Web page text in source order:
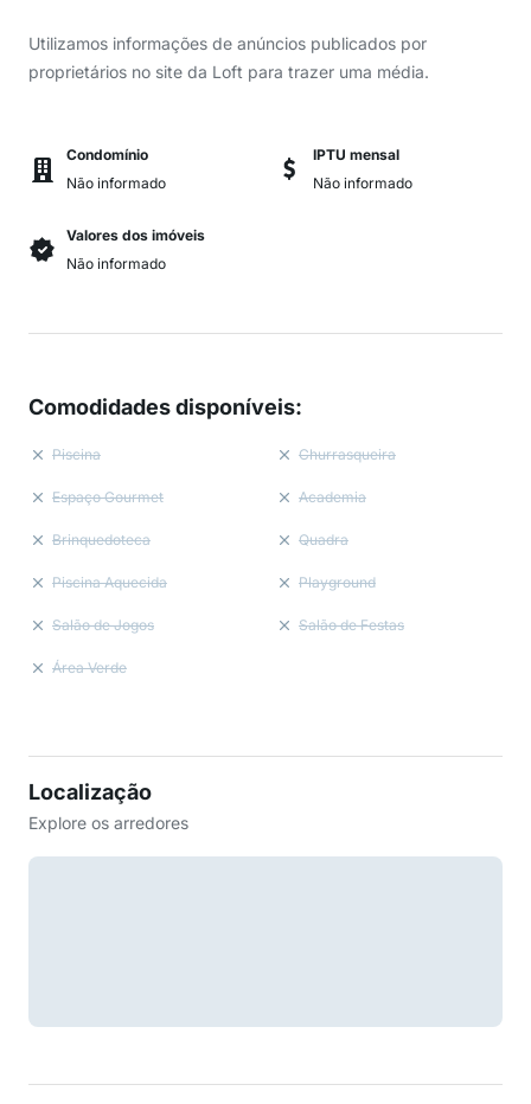
Utilizamos informações de anúncios publicados por
proprietários no site da Loft para trazer uma média.
Condomínio
Não informado
IPTU mensal
Não informado
Valores dos imóveis
Não informado
Comodidades disponíveis:
Piscina Churrasqueira
Espaço Gourmet Academia
Brinquedoteca Quadra
Piscina Aquecida Playground
Salão de Jogos Salão de Festas
Área Verde
Localização
Explore os arredores